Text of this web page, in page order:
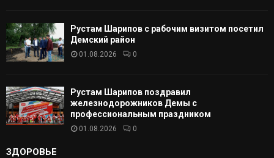
Рустам Шарипов с рабочим визитом посетил
Демский район
01.08.2026 0
Рустам Шарипов поздравил
железнодорожников Демы с
профессиональным праздником
01.08.2026 0
ЗДОРОВЬЕ